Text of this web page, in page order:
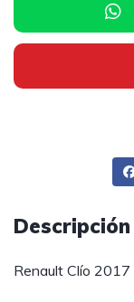
Descripción
Renault Clío 2017